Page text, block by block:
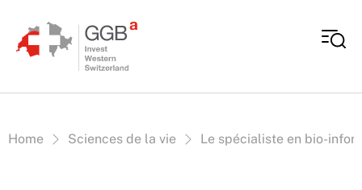
Vous êtes ici:
Home Sciences de la vie Le spécialiste en bio-